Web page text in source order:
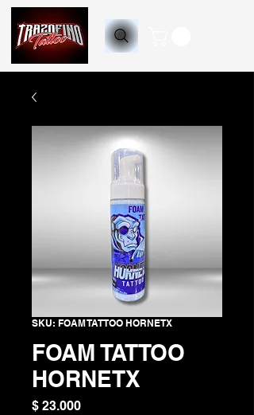
SKU: FOAM TATTOO HORNETX
FOAM TATTOO
HORNETX
$ 23.000Precio